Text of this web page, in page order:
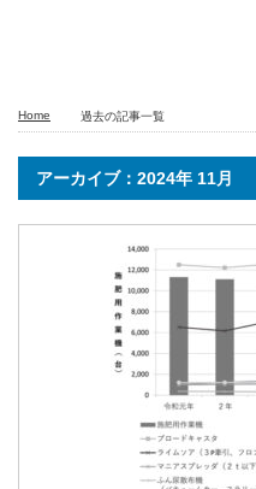
Home 過去の記事一覧
アーカイブ：2024年 11月